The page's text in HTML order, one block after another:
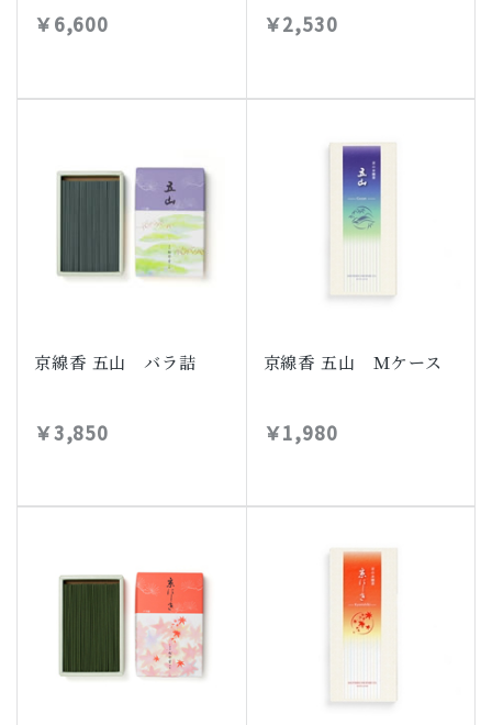
￥6,600 ￥2,530
京線香 五山 バラ詰
￥3,850
京線香 五山 Ｍケース
￥1,980